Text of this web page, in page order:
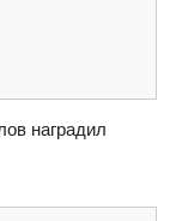
наградил